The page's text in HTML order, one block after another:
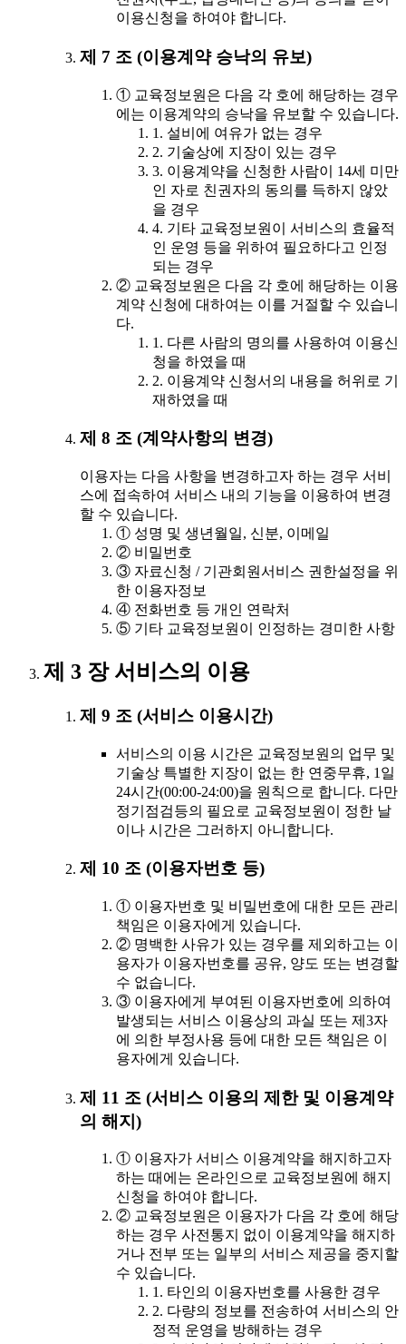
이용신청을 하여야 합니다.
제 7 조 (이용계약 승낙의 유보)
① 교육정보원은 다음 각 호에 해당하는 경우
에는 이용계약의 승낙을 유보할 수 있습니다.
1. 설비에 여유가 없는 경우
2. 기술상에 지장이 있는 경우
3. 이용계약을 신청한 사람이 14세 미만
인 자로 친권자의 동의를 득하지 않았
을 경우
4. 기타 교육정보원이 서비스의 효율적
인 운영 등을 위하여 필요하다고 인정
되는 경우
② 교육정보원은 다음 각 호에 해당하는 이용
계약 신청에 대하여는 이를 거절할 수 있습니
다.
1. 다른 사람의 명의를 사용하여 이용신
청을 하였을 때
2. 이용계약 신청서의 내용을 허위로 기
재하였을 때
제 8 조 (계약사항의 변경)
이용자는 다음 사항을 변경하고자 하는 경우 서비
스에 접속하여 서비스 내의 기능을 이용하여 변경
할 수 있습니다.
① 성명 및 생년월일, 신분, 이메일
② 비밀번호
③ 자료신청 / 기관회원서비스 권한설정을 위
한 이용자정보
④ 전화번호 등 개인 연락처
⑤ 기타 교육정보원이 인정하는 경미한 사항
제 3 장 서비스의 이용
제 9 조 (서비스 이용시간)
서비스의 이용 시간은 교육정보원의 업무 및
기술상 특별한 지장이 없는 한 연중무휴, 1일
24시간(00:00-24:00)을 원칙으로 합니다. 다만
정기점검등의 필요로 교육정보원이 정한 날
이나 시간은 그러하지 아니합니다.
제 10 조 (이용자번호 등)
① 이용자번호 및 비밀번호에 대한 모든 관리
책임은 이용자에게 있습니다.
② 명백한 사유가 있는 경우를 제외하고는 이
용자가 이용자번호를 공유, 양도 또는 변경할
수 없습니다.
③ 이용자에게 부여된 이용자번호에 의하여
발생되는 서비스 이용상의 과실 또는 제3자
에 의한 부정사용 등에 대한 모든 책임은 이
용자에게 있습니다.
제 11 조 (서비스 이용의 제한 및 이용계약
의 해지)
① 이용자가 서비스 이용계약을 해지하고자
하는 때에는 온라인으로 교육정보원에 해지
신청을 하여야 합니다.
② 교육정보원은 이용자가 다음 각 호에 해당
하는 경우 사전통지 없이 이용계약을 해지하
거나 전부 또는 일부의 서비스 제공을 중지할
수 있습니다.
1. 타인의 이용자번호를 사용한 경우
2. 다량의 정보를 전송하여 서비스의 안
정적 운영을 방해하는 경우